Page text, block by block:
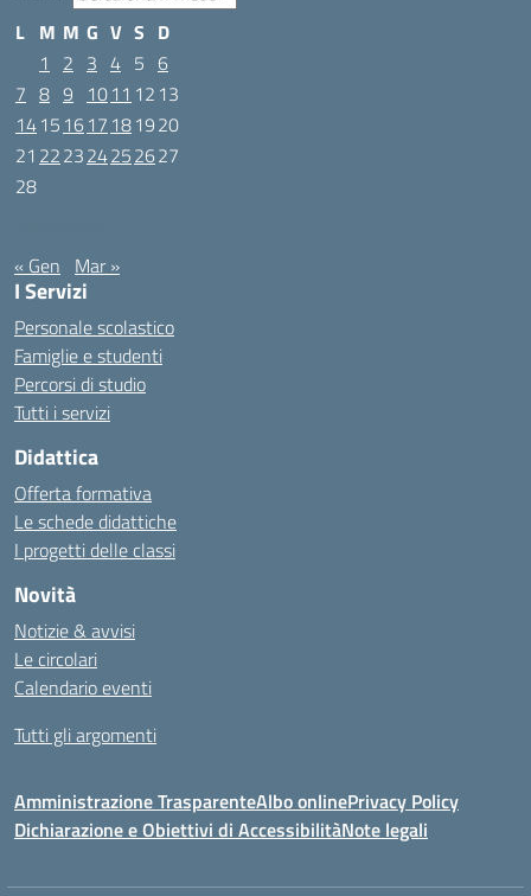
L M M G V S D
1
2 3 4 5 6
7 8 9 1011 12 13
1415 1617 181920
21 222324252627
28
« Gen Mar »
I Servizi
Personale scolastico
Famiglie e studenti
Percorsi di studio
Tutti i servizi
Didattica
Offerta formativa
Le schede didattiche
I progetti delle classi
Novità
Notizie & avvisi
Le circolari
Calendario eventi
Tutti gli argomenti
Amministrazione TrasparenteAlbo onlinePrivacy Policy
Dichiarazione e Obiettivi di AccessibilitàNote legali